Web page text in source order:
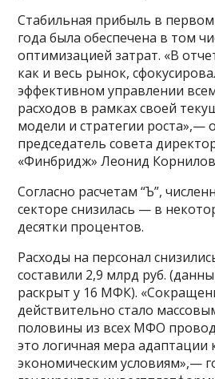
Стабильная прибыль в
года была обеспечена в том
оптимизацией затрат. «В
как и весь рынок,
эффективном управлении
расходов в рамках своей
модели и стратегии роста»,—
председатель совета
«Финбридж» Леонид
Согласно расчетам “Ъ”,
секторе снизилась — в
десятки процентов.
Расходы на персонал
составили 2,9 млрд руб.
раскрыт у 16 МФК).
действительно стало
половины из всех МФО
это логичная мера
экономическим условиям»,—